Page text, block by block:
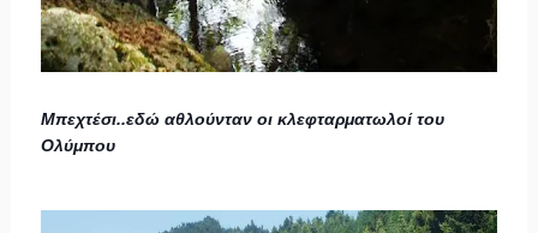
Μπεχτέσι..εδώ αθλούνταν οι κλεφταρματωλοί του
Ολύμπου